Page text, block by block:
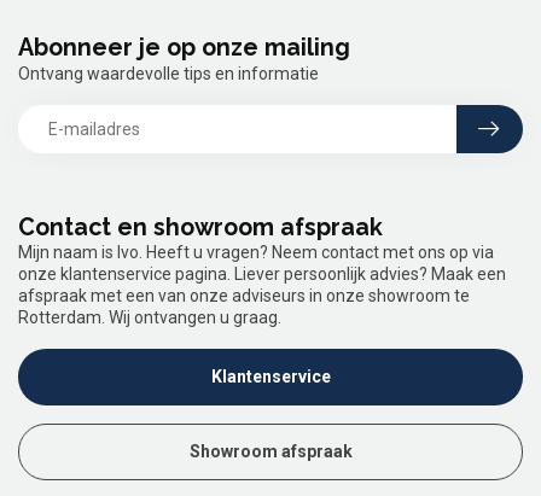
Contact en showroom afspraak
Mijn naam is Ivo. Heeft u vragen? Neem contact met ons op via
onze klantenservice pagina. Liever persoonlijk advies? Maak een
afspraak met een van onze adviseurs in onze showroom te
Rotterdam. Wij ontvangen u graag.
Klantenservice
Showroom afspraak
Abonneer je op onze mailing
Ontvang waardevolle tips en informatie